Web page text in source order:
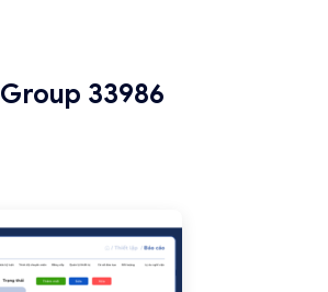
Group 33986